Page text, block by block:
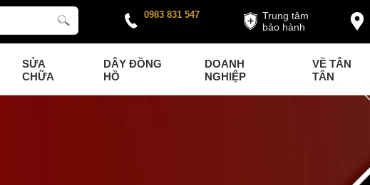
Trung tâm
bảo hành
0983 831 547
SỬA
CHỮA
DÂY ĐỒNG
HỒ
DOANH
NGHIỆP
VỀ TÂN
TÂN